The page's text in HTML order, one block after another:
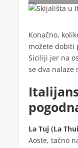
Konačno,
možete dobiti
Siciliji jer na
se dva nalaze
La Tuj (La
Aoste, tačno